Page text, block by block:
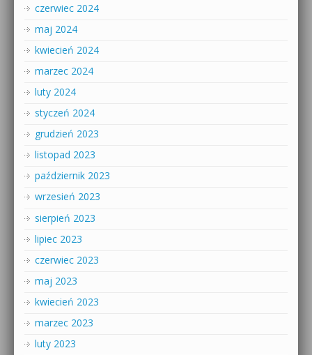
czerwiec 2024
maj 2024
kwiecień 2024
marzec 2024
luty 2024
styczeń 2024
grudzień 2023
listopad 2023
październik 2023
wrzesień 2023
sierpień 2023
lipiec 2023
czerwiec 2023
maj 2023
kwiecień 2023
marzec 2023
luty 2023